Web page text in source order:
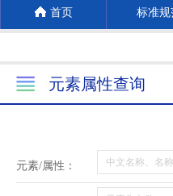
首页 标准规
元素属性查询
元素/属性：